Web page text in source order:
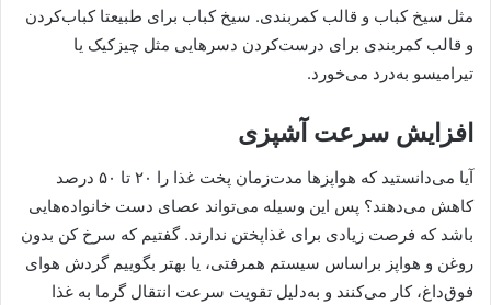
مثل سیخ کباب و قالب کمربندی. سیخ کباب برای طبیعتا کباب‌کردن
و قالب کمربندی برای درست‌کردن دسرهایی مثل چیزکیک یا
تیرامیسو به‌درد می‌خورد.
افزایش سرعت آشپزی
آیا می‌دانستید که هواپزها مدت‌زمان پخت غذا را ۲۰ تا ۵۰ درصد
کاهش می‌دهند؟ پس این وسیله می‌تواند عصای دست خانواده‌هایی
باشد که فرصت زیادی برای غذاپختن ندارند. گفتیم که سرخ‌ کن بدون
روغن و هواپز براساس سیستم همرفتی، یا بهتر بگوییم گردش هوای
فوق‌داغ، کار می‌کنند و به‌دلیل تقویت سرعت انتقال گرما به غذا